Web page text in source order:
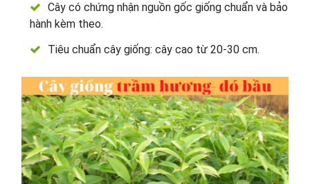
Cây có chứng nhận nguồn gốc giống chuẩn và bảo
hành kèm theo.
Tiêu chuẩn cây giống: cây cao từ 20-30 cm.